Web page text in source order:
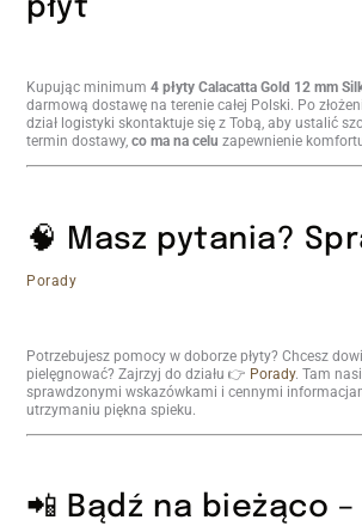
płyt
Kupując minimum4 płyty Calacatta Gold 12 mm
darmową dostawę na terenie całej Polski. Po
dział logistyki skontaktuje się z Tobą, aby ustalić
termin dostawy,co ma na celu zapewnienie
🧠 Masz pytania?
Porady
Potrzebujesz pomocy w doborze płyty? Chcesz
pielęgnować? Zajrzyj do działu 👉 Porady. Tam
sprawdzonymi wskazówkami i cennymi
utrzymaniu piękna spieku.
📲 Bądź na bieżąco –